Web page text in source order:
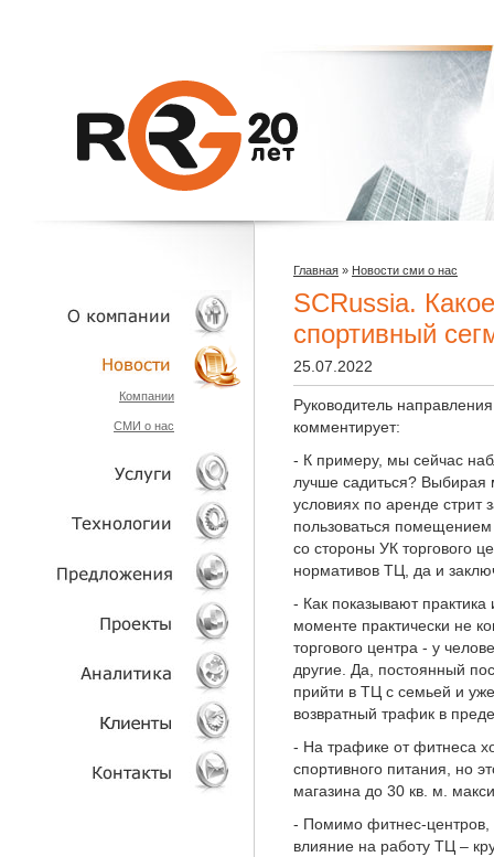
О КОМПАНИИ
НОВОСТИ
Компании
СМИ о нас
УСЛУГИ
ТЕХНОЛОГИИ
ОБЪЕКТЫ
ПРОЕКТЫ
АНАЛИТИКА
КЛИЕНТЫ
Главная » Новости сми о нас
SCRussia.
спортивный
25.07.2022
Руководитель
комментирует:
- К примеру, мы сейчас
лучше садиться?
условиях по аренде стрит
пользоваться
со стороны УК торгового
нормативов ТЦ, да и
- Как показывают практика
моменте практически не
торгового центра - у
другие. Да, постоянный
прийти в ТЦ с семьей и
возвратный трафик в
- На трафике от фитнеса
спортивного питания, но
магазина до 30 кв. м.
- Помимо фитнес-
влияние на работу ТЦ –